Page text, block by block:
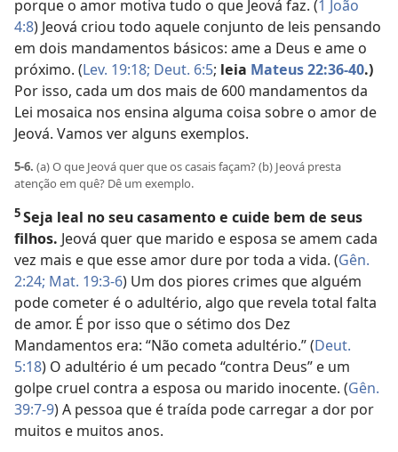
porque o amor motiva tudo o que Jeová faz. (1 João
4:8) Jeová criou todo aquele conjunto de leis pensando
em dois mandamentos básicos: ame a Deus e ame o
próximo. (Lev. 19:18; Deut. 6:5; leia Mateus 22:36-40.)
Por isso, cada um dos mais de 600 mandamentos da
Lei mosaica nos ensina alguma coisa sobre o amor de
Jeová. Vamos ver alguns exemplos.
5-6. (a) O que Jeová quer que os casais façam? (b) Jeová presta
atenção em quê? Dê um exemplo.
5Seja leal no seu casamento e cuide bem de seus
filhos. Jeová quer que marido e esposa se amem cada
vez mais e que esse amor dure por toda a vida. (Gên.
2:24; Mat. 19:3-6) Um dos piores crimes que alguém
pode cometer é o adultério, algo que revela total falta
de amor. É por isso que o sétimo dos Dez
Mandamentos era: “Não cometa adultério.” (Deut.
5:18) O adultério é um pecado “contra Deus” e um
golpe cruel contra a esposa ou marido inocente. (Gên.
39:7-9) A pessoa que é traída pode carregar a dor por
muitos e muitos anos.